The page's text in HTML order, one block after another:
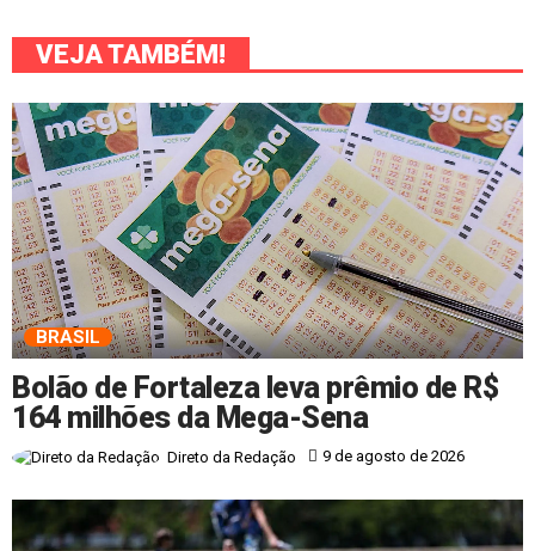
VEJA TAMBÉM!
BRASIL
Bolão de Fortaleza leva prêmio de R$
164 milhões da Mega-Sena
Direto da Redação 9 de agosto de 2026